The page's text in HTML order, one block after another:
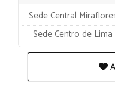
Sede Central
Sede Centro de Lima